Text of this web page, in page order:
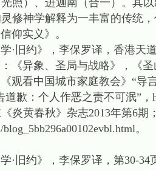
照）、进迦南（合一）。其
修神学解释为一丰富的传统
仰实义》。
·旧约》，李保罗译，香港天
《异象、圣局与战略》，《
观看中国城市家庭教会》“导
歉：个人作恶之责不可泯”，
炎黄春秋》杂志2013年第6期
。
·旧约》，李保罗译，第30-